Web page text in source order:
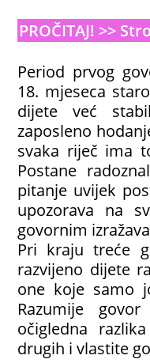
PROČITAJ! >>
Period prvog
18. mjeseca
dijete već
zaposleno
svaka riječ ima
Postane
pitanje uvijek
upozorava na
govornim
Pri kraju treće
razvijeno dijete
one koje samo
Razumije
očigledna
drugih i vlastite